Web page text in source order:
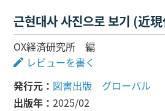
근현대사 사진으로 보기 (近
OX経済研究所 編
レビューを書く
発行元
図書出版 グローバル
出版年
2025/02